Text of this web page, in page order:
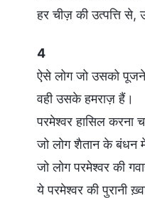
हर चीज़ की उत्पत्ति से,
4
ऐसे लोग जो उसको पूजने
वही उसके हमराज़ हैं।
परमेश्वर हासिल करना
जो लोग शैतान के बंधन
जो लोग परमेश्वर की
ये परमेश्वर की पुरानी